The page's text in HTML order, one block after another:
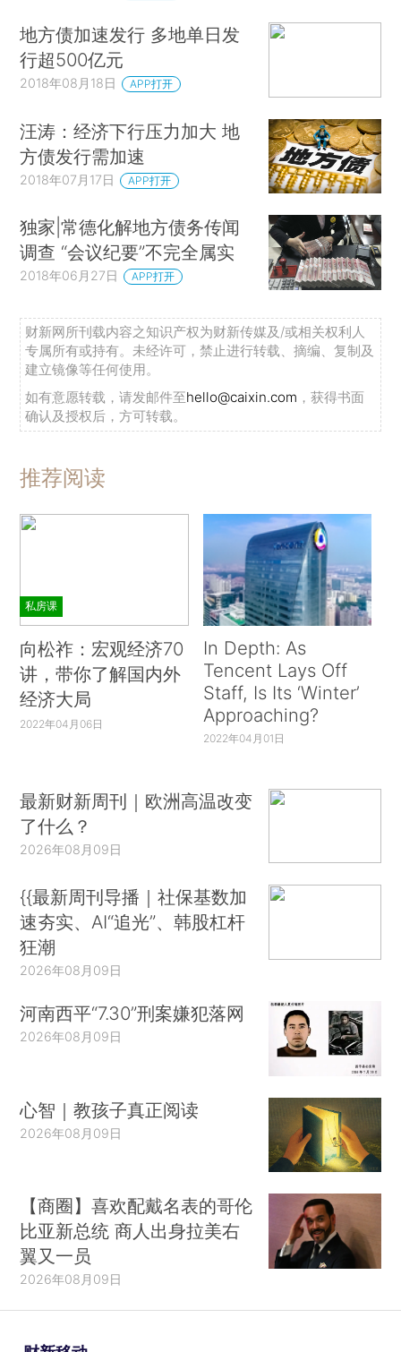
地方债加速发行 多地单日发
行超500亿元
2018年08月18日 APP打开
汪涛：经济下行压力加大 地
方债发行需加速
2018年07月17日 APP打开
独家|常德化解地方债务传闻
调查 “会议纪要”不完全属实
2018年06月27日 APP打开
财新网所刊载内容之知识产权为财新传媒及/或相关权利人
专属所有或持有。未经许可，禁止进行转载、摘编、复制及
建立镜像等任何使用。
如有意愿转载，请发邮件至hello@caixin.com ，获得书面
确认及授权后，方可转载。
推荐阅读
私房课
向松祚：宏观经济70
讲，带你了解国内外
经济大局
2022年04月06日
In Depth: As
Tencent Lays Off
Staff, Is Its ‘Winter’
Approaching?
2022年04月01日
最新财新周刊｜欧洲高温改变
了什么？
2026年08月09日
{{最新周刊导播｜社保基数加
速夯实、AI“追光”、韩股杠杆
狂潮
2026年08月09日
河南西平“7.30”刑案嫌犯落网
2026年08月09日
心智｜教孩子真正阅读
2026年08月09日
【商圈】喜欢配戴名表的哥伦
比亚新总统 商人出身拉美右
翼又一员
2026年08月09日